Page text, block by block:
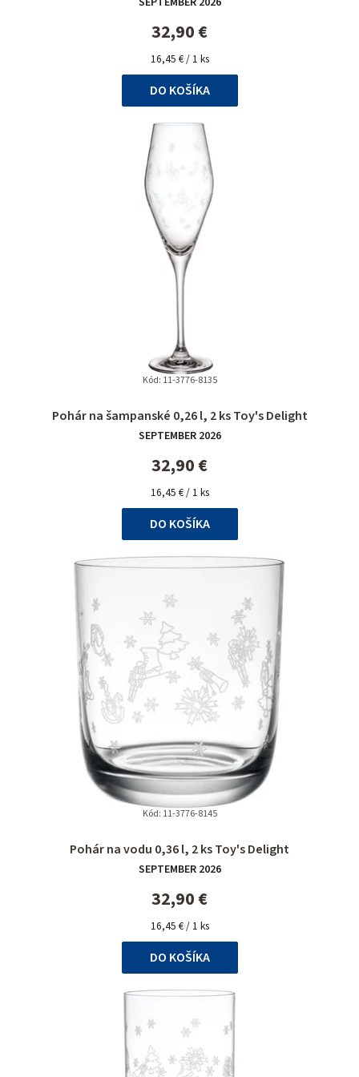
produktu
je
5,0
z
5
hviezdičiek.
32,90 €
Jednotková
cena:
16,45 € / 1 ks
DO KOŠÍKA
Pohár na šampanské 0,26 l, 2 ks Toy's Delight
SEPTEMBER 2026
32,90 €
Jednotková
cena:
16,45 € / 1 ks
DO KOŠÍKA
Kód: 11-3776-8135
Pohár na vodu 0,36 l, 2 ks Toy's Delight
SEPTEMBER 2026
32,90 €
Jednotková
cena:
16,45 € / 1 ks
DO KOŠÍKA
Kód: 11-3776-8145